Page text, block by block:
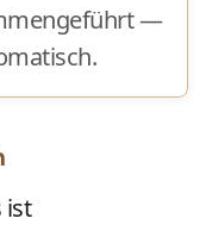
—
ist